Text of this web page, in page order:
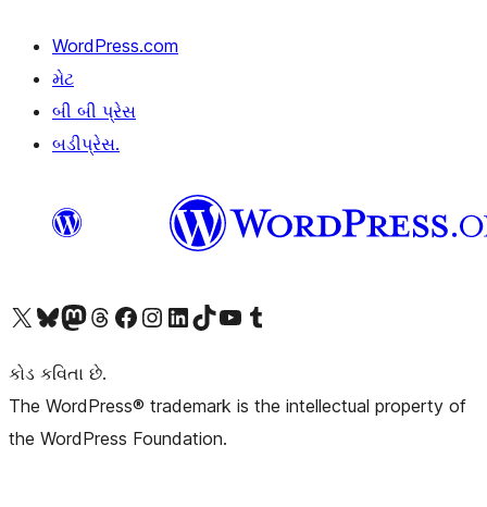
WordPress.com
મેટ
બી બી પ્રેસ
બડીપ્રેસ.
અમારા X (અગાઉ ટ્વિટર) એકાઉન્ટની મુલાકાત લોઅમારા Bluesky એકાઉન્ટની મુલાકાત લોઅમારા માસ્ટોડોન એકાઉન્ટની મુલાકાત લોઅમારા Threads એકાઉન્ટની મુલાકાત લો અમારા ફેસબુક પેજની મુલાકાત લોઅમારા ઇન્સ્ટાગ્રામ એકાઉન્ટની મુલાકાત લો અમારા LinkedIn એકાઉન્ટની મુલાકાત લોઅમારા TikTok એકાઉન્ટની મુલાકાત લોઅમારી YouTube ચેનલની મુલાકાત લો અમારા Tumblr એકાઉન્ટની મુલાકાત લો
કોડ કવિતા છે.
The WordPress® trademark is the intellectual property of
the WordPress Foundation.